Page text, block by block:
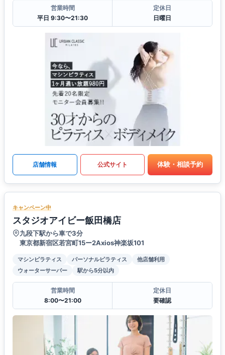
営業時間
平日 9:30〜21:30
定休日
日曜日
店舗情報 公式サイト 体験・相談予約
キャンペーン中
スタジオアイビー飯田橋店
九段下駅から車で3分
東京都新宿区若宮町15ー2Axios神楽坂101
マシンピラティス パーソナルピラティス
他店舗利用
ウォーターサーバー
駅から5分以内
営業時間
8:00〜21:00
定休日
要確認